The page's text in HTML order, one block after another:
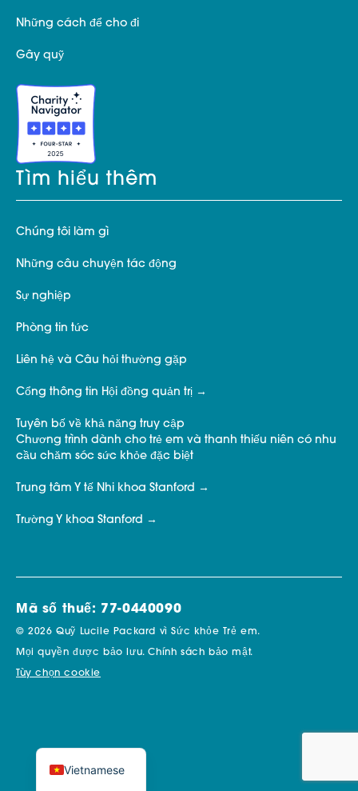
Những cách để cho đi
Gây quỹ
Tìm hiểu thêm
Chúng tôi làm gì
Những câu chuyện tác động
Sự nghiệp
Phòng tin tức
Liên hệ và Câu hỏi thường gặp
Cổng thông tin Hội đồng quản trị
Tuyên bố về khả năng truy cập
Chương trình dành cho trẻ em và thanh thiếu niên có nhu
cầu chăm sóc sức khỏe đặc biệt
Trung tâm Y tế Nhi khoa Stanford
Trường Y khoa Stanford
Mã số thuế: 77-0440090
© 2026 Quỹ Lucile Packard vì Sức khỏe Trẻ em.
Mọi quyền được bảo lưu.Chính sách bảo mật.
Tùy chọn cookie
Vietnamese